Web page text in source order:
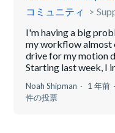
コミュニティ
I'm having a big
my workflow almost
drive for my motion
Starting last week, I
Noah Shipman 1 年前
件の投票